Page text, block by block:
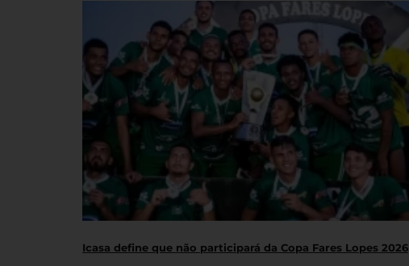
Icasa define que não participará da Copa Fares Lopes 2026